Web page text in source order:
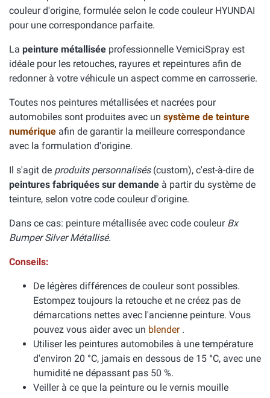
couleur d'origine, formulée selon le code couleur HYUNDAI
pour une correspondance parfaite.
La peinture métallisée professionnelle VerniciSpray est
idéale pour les retouches, rayures et repeintures afin de
redonner à votre véhicule un aspect comme en carrosserie.
Toutes nos peintures métallisées et nacrées pour
automobiles sont produites avec un système de teinture
numérique afin de garantir la meilleure correspondance
avec la formulation d'origine.
Il s'agit de produits personnalisés(custom), c'est-à-dire de
peintures fabriquées sur demande à partir du système de
teinture, selon votre code couleur d'origine.
Dans ce cas: peinture métallisée avec code couleur Bx
Bumper Silver Métallisé.
Conseils:
De légères différences de couleur sont possibles.
Estompez toujours la retouche et ne créez pas de
démarcations nettes avec l'ancienne peinture. Vous
pouvez vous aider avec un blender .
Utiliser les peintures automobiles à une température
d'environ 20 °C, jamais en dessous de 15 °C, avec une
humidité ne dépassant pas 50 %.
Veiller à ce que la peinture ou le vernis mouille